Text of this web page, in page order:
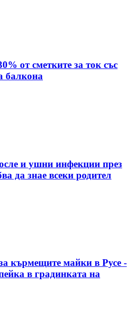
от сметките за ток със
балкона
и ушни инфекции през
да знае всеки родител
кърмещите майки в Русе -
в градинката на